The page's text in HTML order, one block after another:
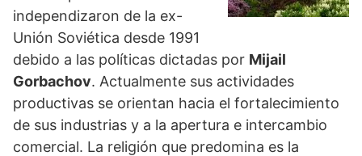
independizaron de la ex-
Unión Soviética desde 1991
debido a las políticas dictadas por Mijail
Gorbachov. Actualmente sus actividades
productivas se orientan hacia el fortalecimiento
de sus industrias y a la apertura e intercambio
comercial. La religión que predomina es la